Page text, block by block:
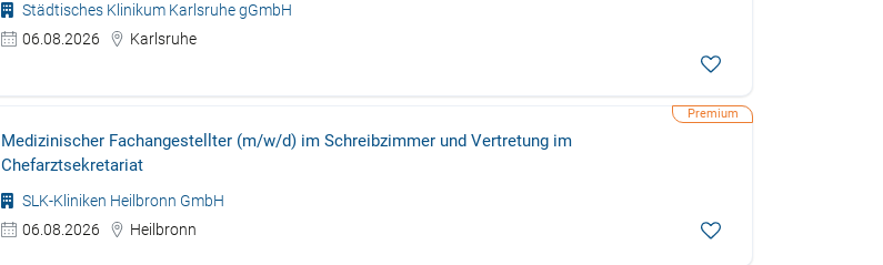
Städtisches Klinikum Karlsruhe gGmbH
06.08.2026
Karlsruhe
Medizinischer Fachangestellter (m/w/d) im Schreibzimmer und Vertretung im
Chefarztsekretariat
SLK-Kliniken Heilbronn GmbH
06.08.2026
Heilbronn